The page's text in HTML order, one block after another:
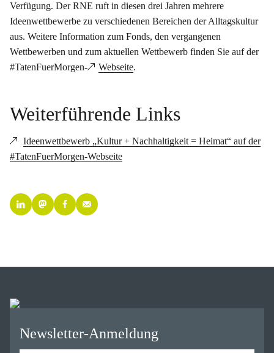
Verfügung. Der RNE ruft in diesen drei Jahren mehrere
Ideenwettbewerbe zu verschiedenen Bereichen der Alltagskultur
aus. Weitere Information zum Fonds, den vergangenen
Wettbewerben und zum aktuellen Wettbewerb finden Sie auf der
#TatenFuerMorgen-
Webseite.
Weiterführende Links
Ideenwettbewerb „Kultur + Nachhaltigkeit = Heimat“ auf der
#TatenFuerMorgen-Webseite
Newsletter-Anmeldung